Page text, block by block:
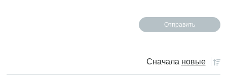
Сначала новые